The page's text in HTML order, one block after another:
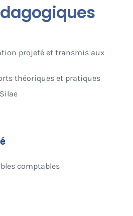
projeté et transmis aux
théoriques et pratiques
comptables